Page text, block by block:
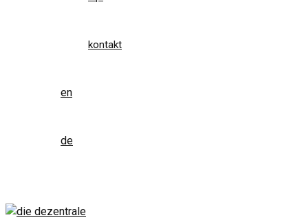
kontakt
en
de